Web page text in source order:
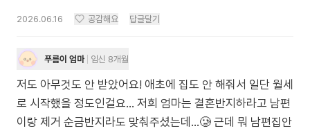
2026.06.16 공감해요 답글달기
푸름이 엄마 임신 8개월
저도 아무것도 안 받았어요! 애초에 집도 안 해줘서 일단 월세
로 시작했을 정도인걸요... 저희 엄마는 결혼반지하라고 남편
이랑 제거 순금반지라도 맞춰주셨는데...🥲 근데 뭐 남편집안